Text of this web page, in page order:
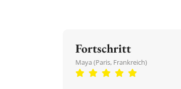
Fortschritt
Maya (Paris, Frankreich)